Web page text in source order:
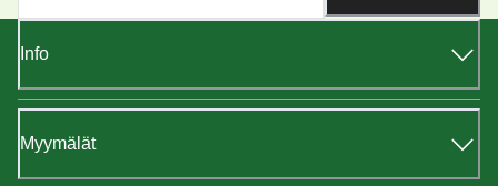
Info
Myymälät